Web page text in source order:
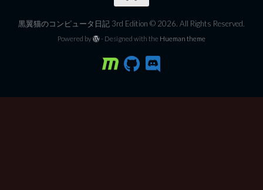
黒翼猫のコンピュータ日記 3rd Edition © 2026. All Rights Reserved.
Powered by - Designed with the Hueman theme